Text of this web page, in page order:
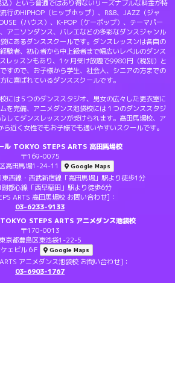
）という普通ではあり得ないリーズナブルな料金が特
行のHIPHOP（ヒップホップ）、R&B、JAZZ（ジャ
（ハウス）、K-POP（ケーポップ）、テーマパー
アニソンダンス、バレエなどの多彩なダンスジャンル
にあるダンススクールです。ダンスレッスンは各自の
験者、初心者から中上級者まで幅広いレベルのダンス
レッスンもあり、1ヶ月受け放題で9980円（税別）と
すので、お子様から学生、社会人、シニアの方までの
に喜ばれているダンススクールです。
には５つのダンススタジオ、男女の広々した更衣室に
を完備、アニメダンス池袋校には１つのダンススタジ
してダンスレッスンが受けられます。高田馬場校、ア
近く女性でもお子様でも通いやすいスクールです。
ル TOKYO STEPS ARTS 高田馬場校
〒169-0075
高田馬場1-24-11
Google Maps
西線・西武新宿線「高田馬場」駅より徒歩1分
都心線「西早稲田」駅より徒歩6分
ARTS 高田馬場校 お問い合わせ]：
03-6233-9133
STEPS ARTS アニメダンス池袋校
〒170-0013
東京都豊島区東池袋1-22-5
ェビル６F
Google Maps
アニメダンス池袋校 お問い合わせ]：
03-6903-1767